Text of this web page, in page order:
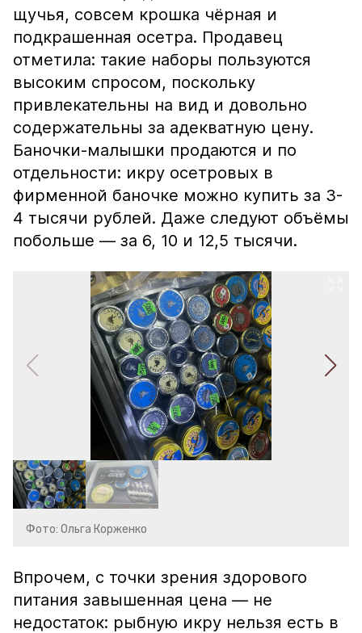
щучья, совсем крошка чёрная и
подкрашенная осетра. Продавец
отметила: такие наборы пользуются
высоким спросом, поскольку
привлекательны на вид и довольно
содержательны за адекватную цену.
Баночки-малышки продаются и по
отдельности: икру осетровых в
фирменной баночке можно купить за 3-
4 тысячи рублей. Даже следуют объёмы
побольше — за 6, 10 и 12,5 тысячи.
Фото: Ольга Корженко
Впрочем, с точки зрения здорового
питания завышенная цена — не
недостаток: рыбную икру нельзя есть в